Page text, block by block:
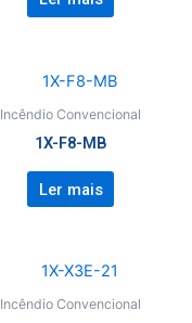
Incêndio Convencional
1X-F8-MB
Ler mais
Incêndio Convencional